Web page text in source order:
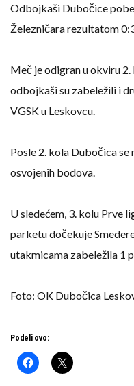
Odbojkaši Dubočice
Železničara rezultatom
Meč je odigran u okviru
odbojkaši su zabeležili i
VGSK u Leskovcu.
Posle 2. kola Dubočica se
osvojenih bodova.
U sledećem, 3. kolu Prve
parketu dočekuje
utakmicama zabeležila 1
Foto: OK Dubočica
Podeli ovo: